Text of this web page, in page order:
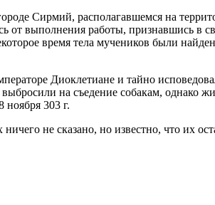
Сирмий, располагавшемся на
от выполнения работы, признавшись в
время тела мучеников были
Диоклетиане и тайно
на съедение собакам, однако
ноября 303 г.
не сказано, но известно, что их